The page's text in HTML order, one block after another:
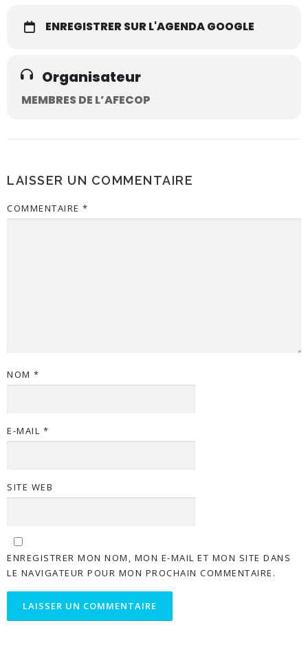
ENREGISTRER SUR L'AGENDA GOOGLE
Organisateur
MEMBRES DE L’AFECOP
LAISSER UN COMMENTAIRE
COMMENTAIRE *
NOM *
E-MAIL *
SITE WEB
ENREGISTRER MON NOM, MON E-MAIL ET MON SITE DANS
LE NAVIGATEUR POUR MON PROCHAIN COMMENTAIRE.